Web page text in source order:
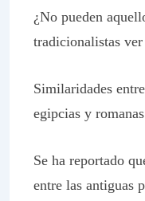
¿No pueden
tradicionalistas ver
Similaridades
egipcias y romanas
Se ha reportado
entre las antiguas